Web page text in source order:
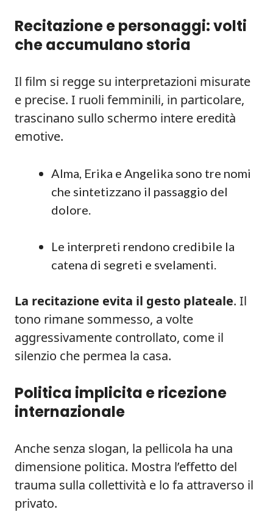
Recitazione e personaggi: volti
che accumulano storia
Il film si regge su interpretazioni misurate
e precise. I ruoli femminili, in particolare,
trascinano sullo schermo intere eredità
emotive.
Alma, Erika e Angelika sono tre nomi
che sintetizzano il passaggio del
dolore.
Le interpreti rendono credibile la
catena di segreti e svelamenti.
La recitazione evita il gesto plateale. Il
tono rimane sommesso, a volte
aggressivamente controllato, come il
silenzio che permea la casa.
Politica implicita e ricezione
internazionale
Anche senza slogan, la pellicola ha una
dimensione politica. Mostra l’effetto del
trauma sulla collettività e lo fa attraverso il
privato.